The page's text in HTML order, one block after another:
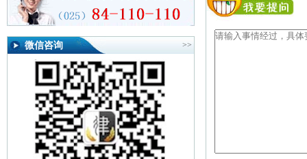
微信咨询 >>